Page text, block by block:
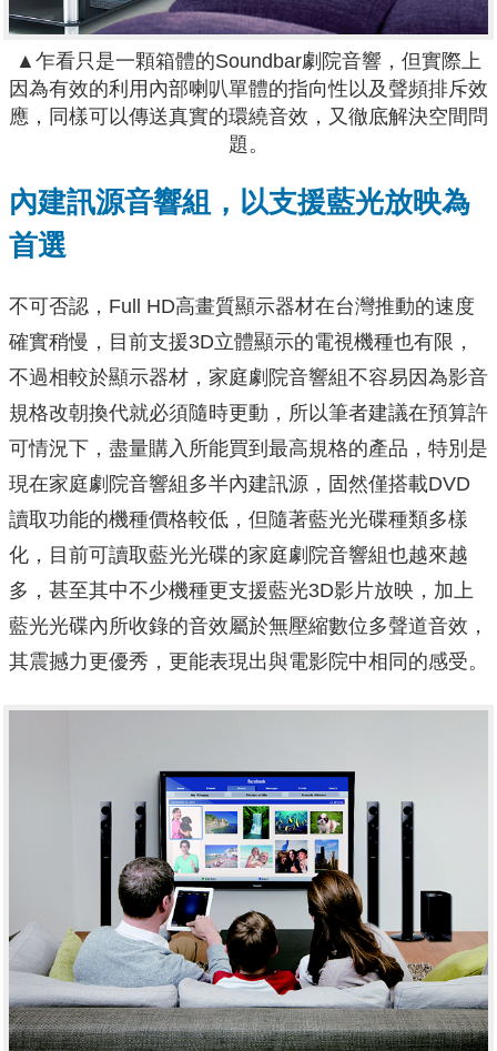
▲乍看只是一顆箱體的Soundbar劇院音響，但實際上
因為有效的利用內部喇叭單體的指向性以及聲頻排斥效
應，同樣可以傳送真實的環繞音效，又徹底解決空間問
題。
內建訊源音響組，以支援藍光放映為
首選
不可否認，Full HD高畫質顯示器材在台灣推動的速度
確實稍慢，目前支援3D立體顯示的電視機種也有限，
不過相較於顯示器材，家庭劇院音響組不容易因為影音
規格改朝換代就必須隨時更動，所以筆者建議在預算許
可情況下，盡量購入所能買到最高規格的產品，特別是
現在家庭劇院音響組多半內建訊源，固然僅搭載DVD
讀取功能的機種價格較低，但隨著藍光光碟種類多樣
化，目前可讀取藍光光碟的家庭劇院音響組也越來越
多，甚至其中不少機種更支援藍光3D影片放映，加上
藍光光碟內所收錄的音效屬於無壓縮數位多聲道音效，
其震撼力更優秀，更能表現出與電影院中相同的感受。